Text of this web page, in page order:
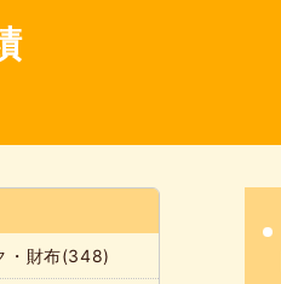
・財布(348)